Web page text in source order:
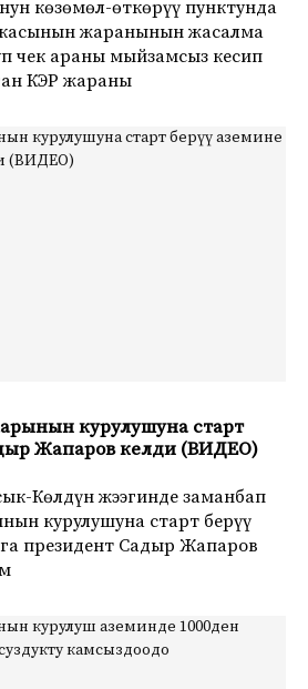
көзөмөл-өткөрүү пунктунда
жаранынын жасалма
чек араны мыйзамсыз кесип
КЭР жараны
курулушуна старт
Жапаров келди (ВИДЕО)
Көлдүн жээгинде заманбап
курулушуна старт берүү
президент Садыр Жапаров